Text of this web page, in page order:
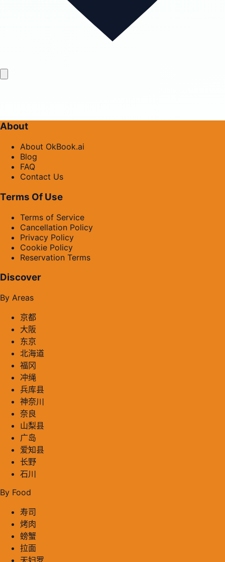
About
About OkBook.ai
Blog
FAQ
Contact Us
Terms Of Use
Terms of Service
Cancellation Policy
Privacy Policy
Cookie Policy
Reservation Terms
Discover
By Areas
京都
大阪
东京
北海道
福冈
冲绳
兵库县
神奈川
奈良
山梨县
广岛
爱知县
长野
石川
By Food
寿司
烤肉
螃蟹
拉面
天妇罗